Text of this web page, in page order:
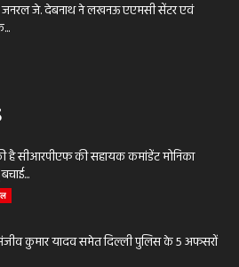
जे. देबनाथ ने लखनऊ एएमसी सेंटर एवं
है सीआरपीएफ की सहायक कमांडेंट मोनिका
कुमार यादव समेत दिल्ली पुलिस के 5 अफसरों